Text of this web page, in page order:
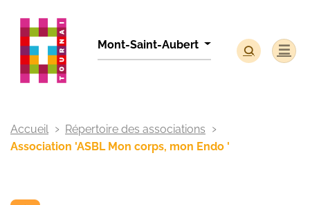
Mont-Saint-Aubert
Accueil
Répertoire des associations
Association 'ASBL Mon corps, mon Endo '